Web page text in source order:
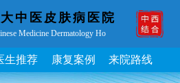
中医皮肤病医院
Medicine Dermatology Ho
生推荐 康复案例 来院路线